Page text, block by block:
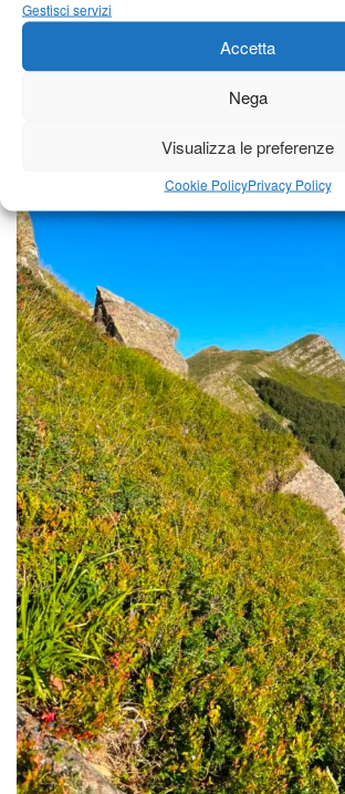
Gestisci servizi
Accetta
Nega
Visualizza le preferenze
Cookie PolicyPrivacy Policy